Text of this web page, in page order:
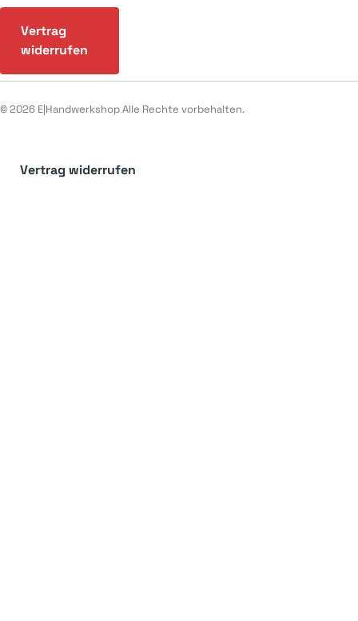
Vertrag
widerrufen
© 2026 E|Handwerkshop Alle Rechte vorbehalten.
Vertrag widerrufen